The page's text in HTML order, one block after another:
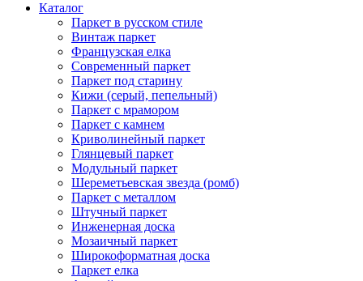
Каталог
Паркет в русском стиле
Винтаж паркет
Французская елка
Современный паркет
Паркет под старину
Кижи (серый, пепельный)
Паркет с мрамором
Паркет с камнем
Криволинейный паркет
Глянцевый паркет
Модульный паркет
Шереметьевская звезда (ромб)
Паркет с металлом
Штучный паркет
Инженерная доска
Мозаичный паркет
Широкоформатная доска
Паркет елка